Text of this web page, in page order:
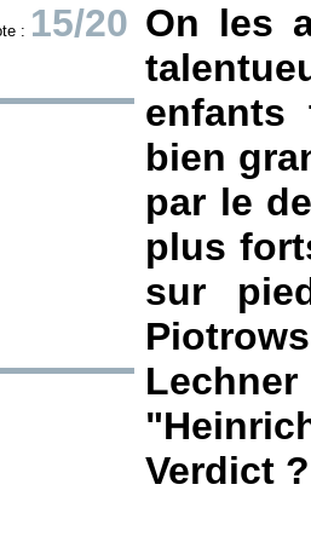
: 15/20 On les
enfants
bien
par le
plus
sur
Verdict ?